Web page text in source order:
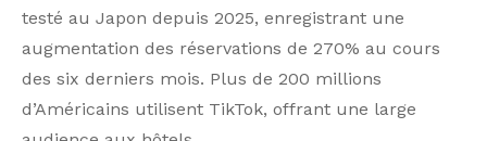
testé au Japon depuis 2025, enregistrant une
augmentation des réservations de 270% au cours
des six derniers mois. Plus de 200 millions
d’Américains utilisent TikTok, offrant une large